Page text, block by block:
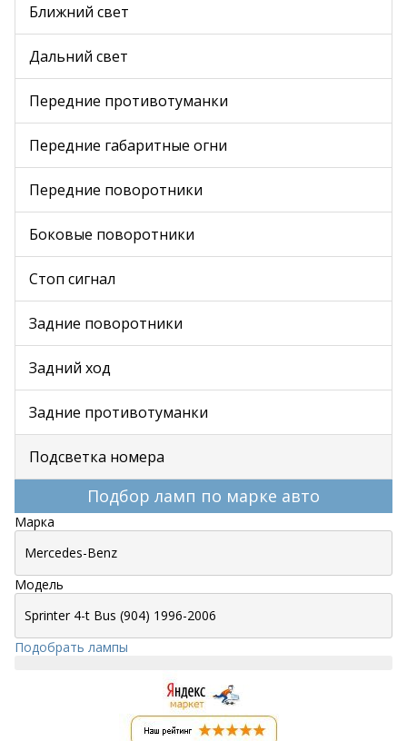
Ближний свет
Дальний свет
Передние противотуманки
Передние габаритные огни
Передние поворотники
Боковые поворотники
Стоп сигнал
Задние поворотники
Задний ход
Задние противотуманки
Подсветка номера
Подбор ламп по марке авто
Марка
Модель
Подобрать лампы